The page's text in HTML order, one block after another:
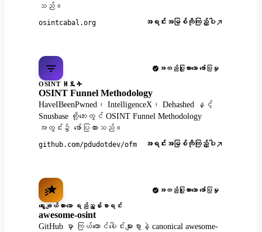
သည်။
osintcabal.org အရင်းအမြစ်ကိုကြည့်ပါ
အတည်ပြုထားသော ဖော်ပြမှု
OSINT ዘዴት
OSINT Funnel Methodology
HaveIBeenPwned၊ IntelligenceX၊ Dehashed နှင့်
Snusbase တို့ဘေးတွင် OSINT Funnel Methodology
အတွင်း၌ ဖော်ပြထားသည်။
github.com/pdudotdev/ofm အရင်းအမြစ်ကိုကြည့်ပါ
အတည်ပြုထားသော ဖော်ပြမှု
ရွေးချယ်ထားသော ရည်ညွှန်းစာရင်း
awesome-osint
GitHub မှာ ကြယ်ထောင်ပေါင်းများစွာနဲ့ canonical awesome-